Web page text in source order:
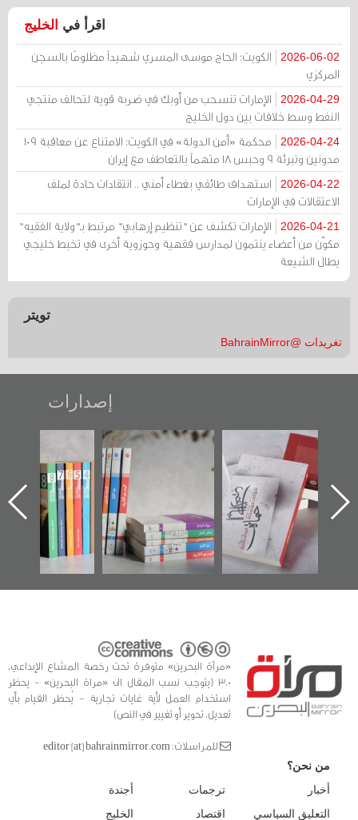
اقرأ في الخليج
2026-06-02
الكويت: الحاج موسى المسري شهيداً مظلومًا بالسجن
المركزي
2026-04-29
الإمارات تنسحب من أوبك في ضربة قوية لتحالف منتجي
النفط وسط خلافات بين دول الخليج
2026-04-24
محكمة «أمن الدولة» في الكويت: الامتناع عن معاقبة 109
مدونين وتبرئة 9 وحبس 18 متهماً بالتعاطف مع إيران
2026-04-22
استهداف طائفي بغطاء أمني .. انتقادات حادة لملف
الاعتقالات في الإمارات
2026-04-21
الإمارات تكشف عن "تنظيم إرهابي" مرتبط بـ"ولاية الفقيه"
مكوّن من أعضاء ينتمون لمدارس فقهية وحوزوية أخرى في تخبط خليجي
يطال الشيعة
تويتر
تغريدات @BahrainMirror
إصدارات
"حماة الباب الأخير":
الإصدار الأول عن
اعتصام الدراز
وأحداث ساحة
الفداء لمركز أوال
للدراسات والتوثيق
تصنيف موضوعي
للوثائق البريطانية
يقدمه «مركز أوال»
في سلسلة من 5
كتب
تصدر حصاد
الساحات 2019
«مرآة البحرين» متوفرة تحت رخصة المشاع الإبداعي،
3.0 (يتوجب نسب المقال الى «مراة البحرين» - يحظر
استخدام العمل لأية غايات تجارية - يُحظر القيام بأي
تعديل، تحوير أو تغيير في النص)
للمراسلات: editor [at] bahrainmirror.com
من نحن؟
أخبار
التعليق السياسي
ترجمات
اقتصاد
أجندة
الخليج